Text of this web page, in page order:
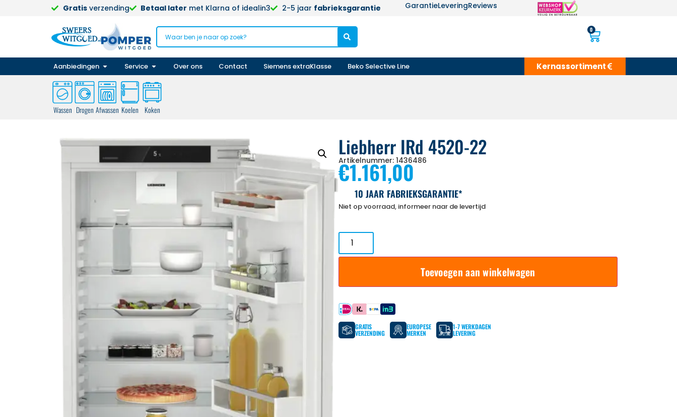
Gratisverzending Betaal later met Klarna of idealin3 2-5 jaar fabrieksgarantie GarantieLeveringReviews
0
Aanbiedingen Service Over ons Contact Siemens extraKlasse Beko Selective Line Kernassortiment
Wassen Drogen Afwassen Koelen Koken
Liebherr IRd 4520-22
Artikelnummer: 1436486
€1.161,00
10 JAAR FABRIEKSGARANTIE*
Niet op voorraad, informeer naar de levertijd
Toevoegen aan winkelwagen
Betaal met
GRATIS
VERZENDING
EUROPESE
MERKEN
1-7 WERKDAGEN
LEVERING